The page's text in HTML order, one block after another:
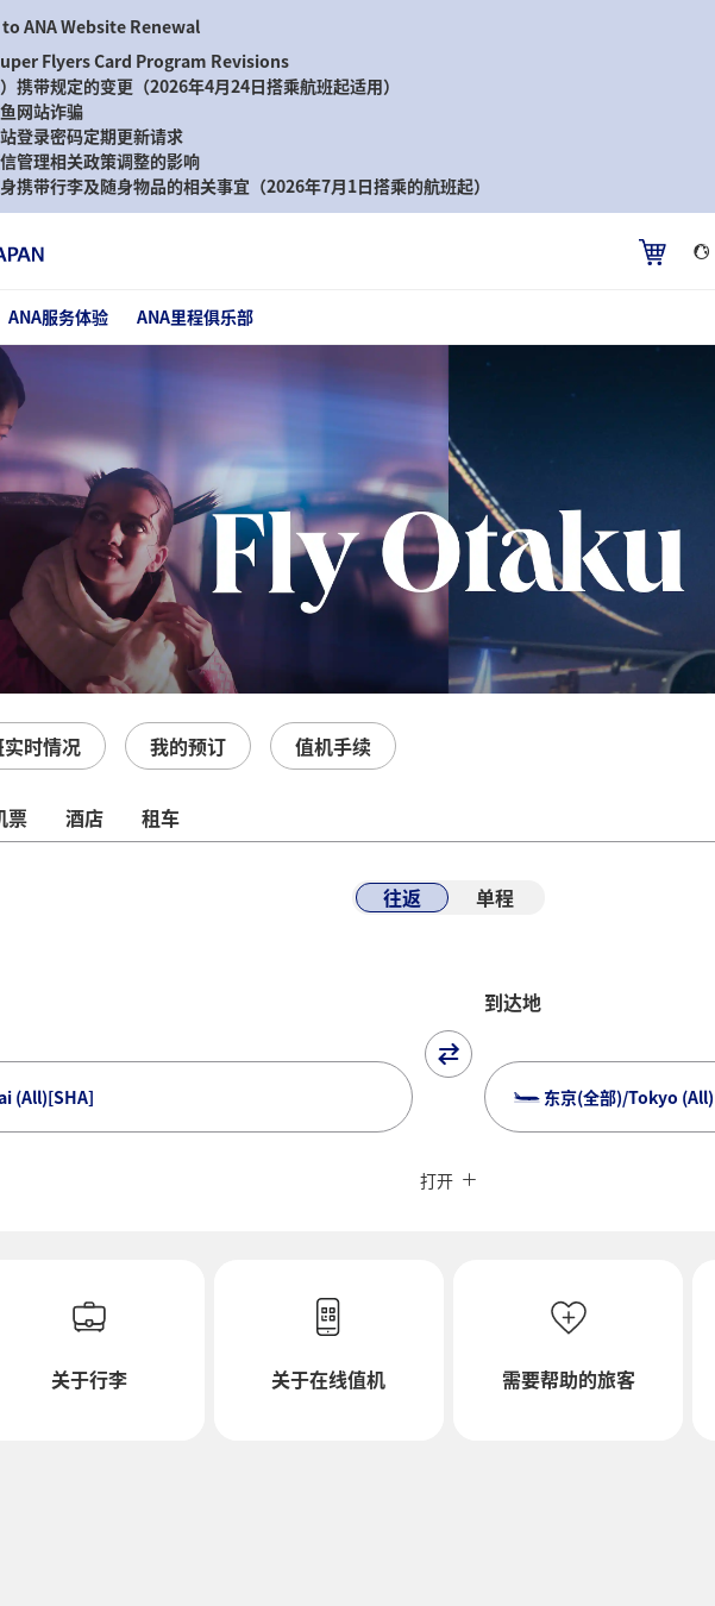
ANA Website Renewal
Flyers Card Program Revisions
携带规定的变更（2026年4月24日搭乘航班起适用）
网站诈骗
登录密码定期更新请求
管理相关政策调整的影响
携带行李及随身物品的相关事宜（2026年7月1日搭乘的航班起）
ANA服务体验
ANA里程俱乐部
时情况 我的预订 值机手续
票 酒店 租车
往返 单程
(All)[SHA]
到达地
东京(全部)/Tokyo
回程出发日及时间段
打开
关于行李 关于在线值机 需要帮助的旅客